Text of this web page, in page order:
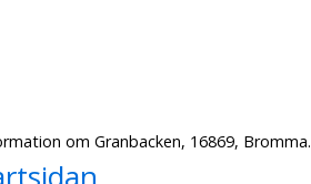
om Granbacken, 16869, Bromma.